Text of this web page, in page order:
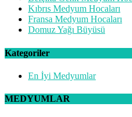
Kıbrıs Medyum Hocaları
Fransa Medyum Hocaları
Domuz Yağı Büyüsü
Kategoriler
En İyi Medyumlar
MEDYUMLAR